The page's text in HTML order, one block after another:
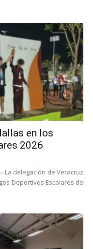
en los
2026
La delegación de Veracruz
Deportivos Escolares de